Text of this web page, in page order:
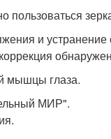
пользоваться
и
мышцы глаза.
МИР".